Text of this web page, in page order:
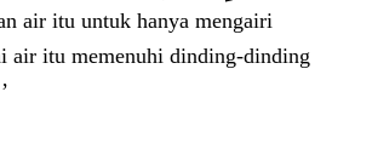
air itu untuk hanya mengairi
air itu memenuhi dinding-dinding